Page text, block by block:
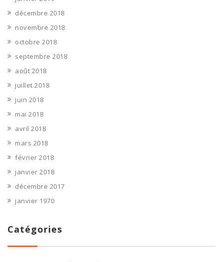
décembre 2018
novembre 2018
octobre 2018
septembre 2018
août 2018
juillet 2018
juin 2018
mai 2018
avril 2018
mars 2018
février 2018
janvier 2018
décembre 2017
janvier 1970
Catégories